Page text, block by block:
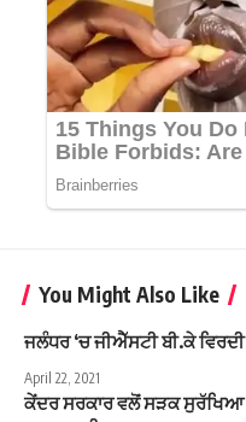
You Might Also Like
ਜਲੰਧਰ ‘ਚ ਜੀਐੱਸਟੀ ਬੀ.ਕੇ
April 22, 2021
ਕੇਂਦਰ ਸਰਕਾਰ ਵਲੋਂ ਸੜਕ ਸੁਰੱਖਿਆ